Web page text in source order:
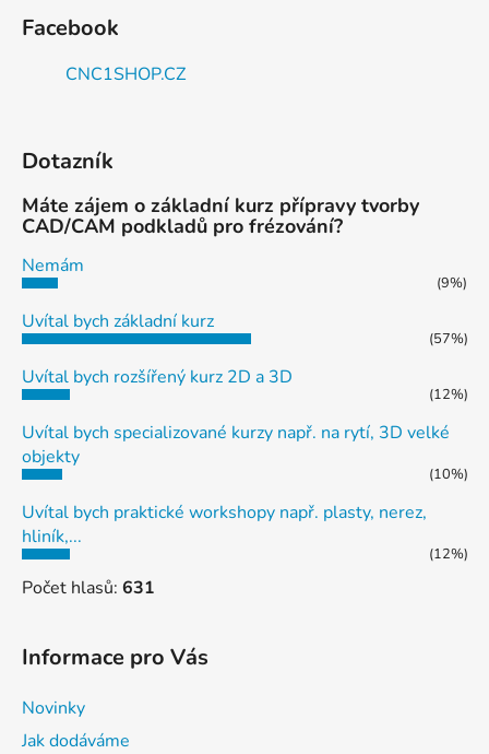
Facebook
CNC1SHOP.CZ
Dotazník
Máte zájem o základní kurz přípravy tvorby
CAD/CAM podkladů pro frézování?
Nemám
(9%)
Uvítal bych základní kurz
(57%)
Uvítal bych rozšířený kurz 2D a 3D
(12%)
Uvítal bych specializované kurzy např. na rytí, 3D velké
objekty
(10%)
Uvítal bych praktické workshopy např. plasty, nerez,
hliník,...
(12%)
Počet hlasů: 631
Informace pro Vás
Novinky
Jak dodáváme